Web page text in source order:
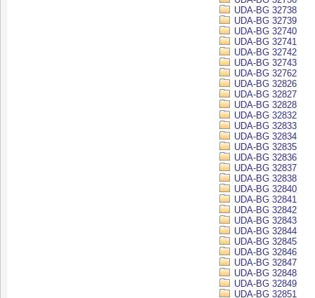
UDA-BG 32738
UDA-BG 32739
UDA-BG 32740
UDA-BG 32741
UDA-BG 32742
UDA-BG 32743
UDA-BG 32762
UDA-BG 32826
UDA-BG 32827
UDA-BG 32828
UDA-BG 32832
UDA-BG 32833
UDA-BG 32834
UDA-BG 32835
UDA-BG 32836
UDA-BG 32837
UDA-BG 32838
UDA-BG 32840
UDA-BG 32841
UDA-BG 32842
UDA-BG 32843
UDA-BG 32844
UDA-BG 32845
UDA-BG 32846
UDA-BG 32847
UDA-BG 32848
UDA-BG 32849
UDA-BG 32851